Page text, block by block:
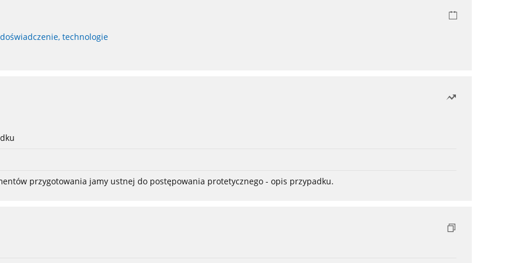
technologie
przygotowania jamy ustnej do postępowania protetycznego - opis przypadku.